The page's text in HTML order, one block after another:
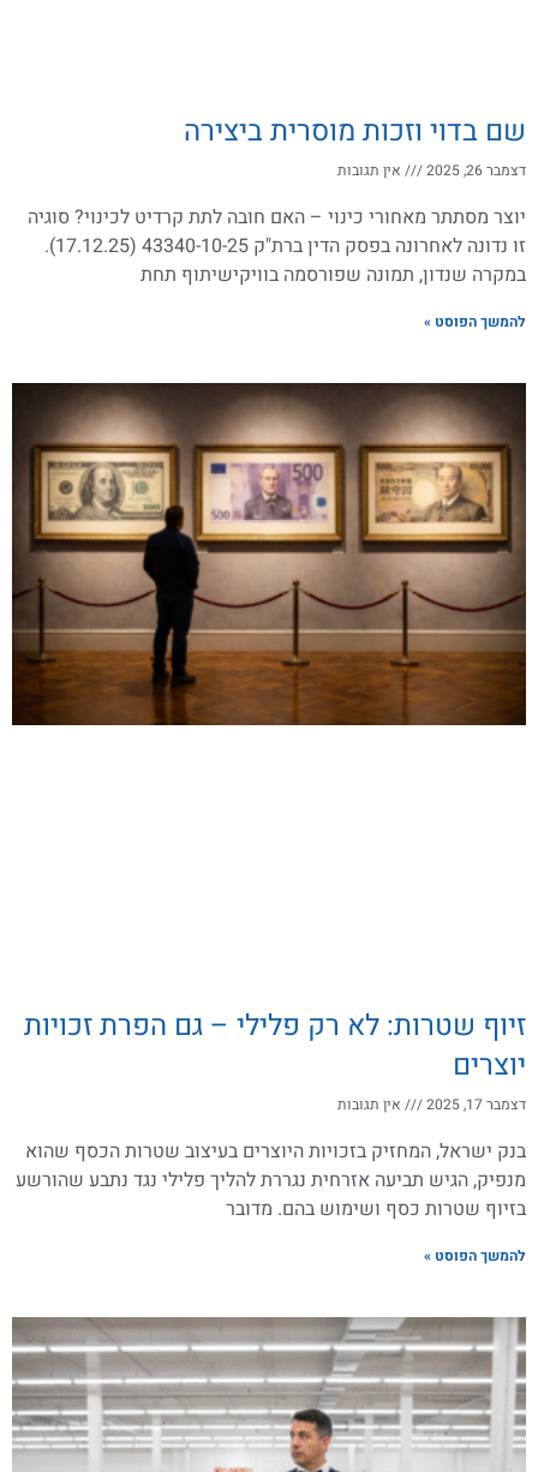
שם בדוי וזכות מוסרית ביצירה
דצמבר 26, 2025 אין תגובות
יוצר מסתתר מאחורי כינוי – האם חובה לתת קרדיט לכינוי? סוגיה
זו נדונה לאחרונה בפסק הדין ברת"ק 43340-10-25 (17.12.25).
במקרה שנדון, תמונה שפורסמה בוויקישיתוף תחת
להמשך הפוסט »
זיוף שטרות: לא רק פלילי – גם הפרת זכויות
יוצרים
דצמבר 17, 2025 אין תגובות
בנק ישראל, המחזיק בזכויות היוצרים בעיצוב שטרות הכסף שהוא
מנפיק, הגיש תביעה אזרחית נגררת להליך פלילי נגד נתבע שהורשע
בזיוף שטרות כסף ושימוש בהם. מדובר
להמשך הפוסט »